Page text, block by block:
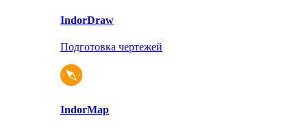
IndorDraw
Подготовка чертежей
IndorMap